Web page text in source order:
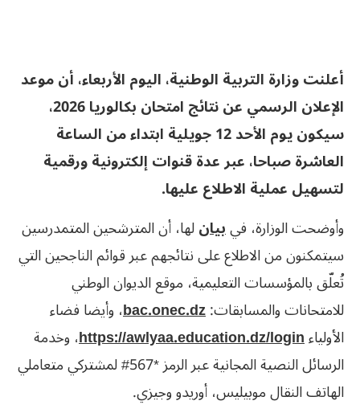
أعلنت وزارة التربية الوطنية، اليوم الأربعاء، أن موعد
الإعلان الرسمي عن نتائج امتحان بكالوريا 2026،
سيكون يوم الأحد 12 جويلية ابتداء من الساعة
العاشرة صباحا، عبر عدة قنوات إلكترونية ورقمية
لتسهيل عملية الاطلاع عليها.
وأوضحت الوزارة، فيبيانلها، أن المترشحين المتمدرسين
سيتمكنون من الاطلاع على نتائجهم عبر قوائم الناجحين التي
تُعلّق بالمؤسسات التعليمية، موقع الديوان الوطني
للامتحانات والمسابقات:bac.onec.dz، وأيضا فضاء
الأولياءhttps://awlyaa.education.dz/login، وخدمة
الرسائل النصية المجانية عبر الرمز *567# لمشتركي متعاملي
الهاتف النقال موبيليس، أوريدو وجيزي.